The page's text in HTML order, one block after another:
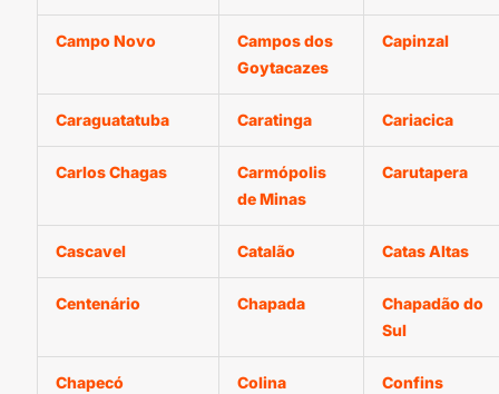
Campo Novo
Campos dos
Goytacazes
Capinzal
Caraguatatuba Caratinga Cariacica
Carlos Chagas
Carmópolis
de Minas
Carutapera
Cascavel Catalão Catas Altas
Centenário Chapada
Chapadão do
Sul
Chapecó Colina Confins